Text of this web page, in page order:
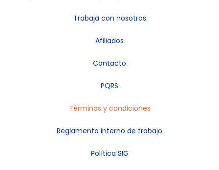
Trabaja con nosotros
Afiliados
Contacto
PQRS
Términos y condiciones
Reglamento interno de trabajo
Política SIG